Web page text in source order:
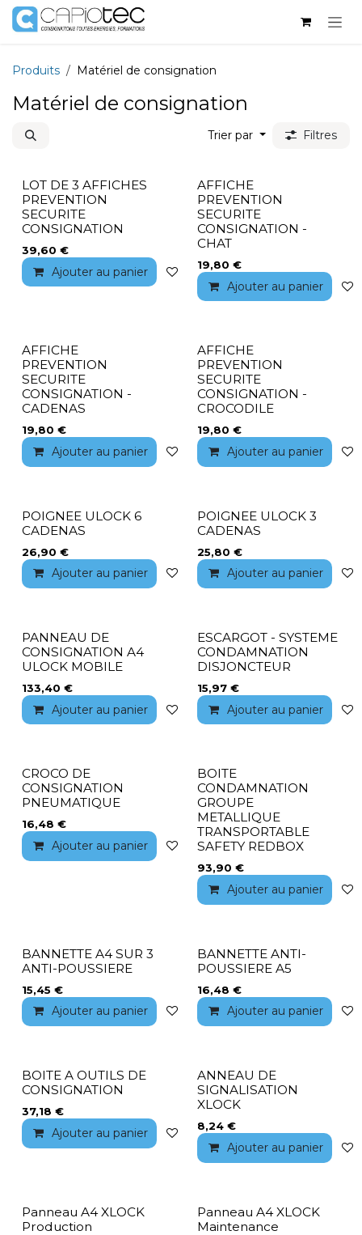
Se rendre au contenu
Produits Matériel de consignation
Matériel de consignation
Trier par Filtres
LOT DE 3 AFFICHES
PREVENTION
SECURITE
CONSIGNATION
39,60 €
Ajouter au panier Ajouter à la liste de souhaits
AFFICHE
PREVENTION
SECURITE
CONSIGNATION -
CHAT
19,80 €
Ajouter au panier
AFFICHE
PREVENTION
SECURITE
CONSIGNATION -
CADENAS
19,80 €
Ajouter au panier Ajouter à la liste de souhaits
AFFICHE
PREVENTION
SECURITE
CONSIGNATION -
CROCODILE
19,80 €
Ajouter au panier
POIGNEE ULOCK 6
CADENAS
26,90 €
Ajouter au panier Ajouter à la liste de souhaits
POIGNEE ULOCK 3
CADENAS
25,80 €
Ajouter au panier
PANNEAU DE
CONSIGNATION A4
ULOCK MOBILE
133,40 €
Ajouter au panier Ajouter à la liste de souhaits
ESCARGOT - SYSTEME
CONDAMNATION
DISJONCTEUR
15,97€
Ajouter au panier
CROCO DE
CONSIGNATION
PNEUMATIQUE
16,48 €
Ajouter au panier Ajouter à la liste de souhaits
BOITE
CONDAMNATION
GROUPE
METALLIQUE
TRANSPORTABLE
SAFETY REDBOX
93,90 €
Ajouter au panier
BANNETTE A4 SUR 3
ANTI-POUSSIERE
15,45 €
Ajouter au panier Ajouter à la liste de souhaits
BANNETTE ANTI-
POUSSIERE A5
16,48 €
Ajouter au panier
BOITE A OUTILS DE
CONSIGNATION
37,18 €
Ajouter au panier Ajouter à la liste de souhaits
ANNEAU DE
SIGNALISATION
XLOCK
8,24€
Ajouter au panier
Panneau A4 XLOCK
Production
Panneau A4 XLOCK
Maintenance